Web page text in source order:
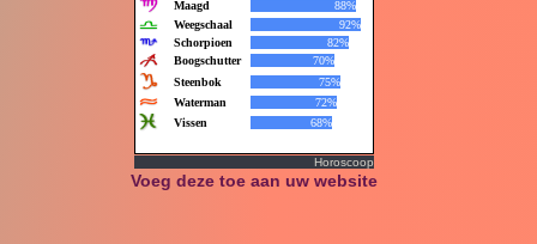
Horoscoop
Voeg deze toe aan uw website